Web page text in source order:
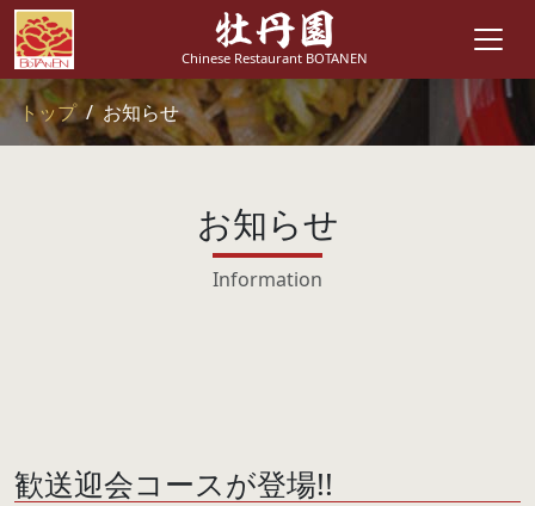
牡丹園
Chinese Restaurant BOTANEN
トップ お知らせ
お知らせ
Information
歓送迎会コースが登場!!